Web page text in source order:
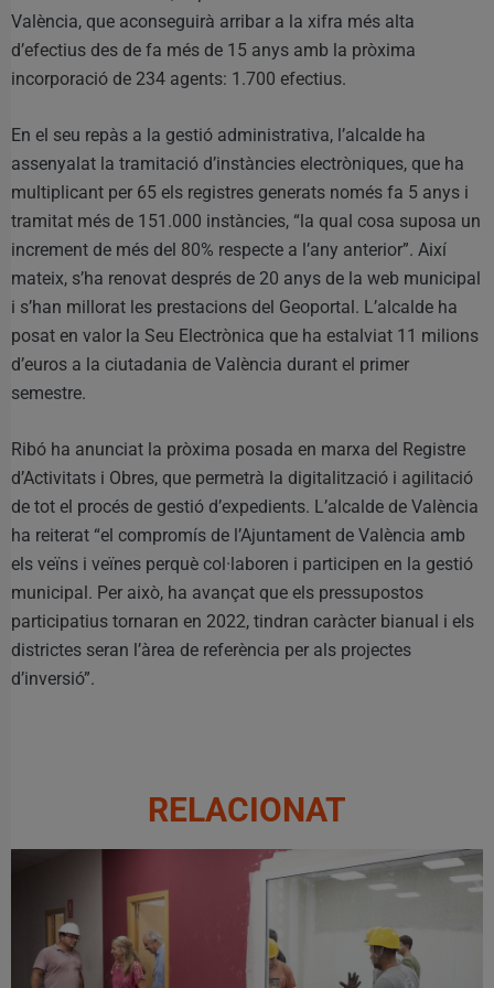
València, que aconseguirà arribar a la xifra més alta
d’efectius des de fa més de 15 anys amb la pròxima
incorporació de 234 agents: 1.700 efectius.
En el seu repàs a la gestió administrativa, l’alcalde ha
assenyalat la tramitació d’instàncies electròniques, que ha
multiplicant per 65 els registres generats només fa 5 anys i
tramitat més de 151.000 instàncies, “la qual cosa suposa un
increment de més del 80% respecte a l’any anterior”. Així
mateix, s’ha renovat després de 20 anys de la web municipal
i s’han millorat les prestacions del Geoportal. L’alcalde ha
posat en valor la Seu Electrònica que ha estalviat 11 milions
d’euros a la ciutadania de València durant el primer
semestre.
Ribó ha anunciat la pròxima posada en marxa del Registre
d’Activitats i Obres, que permetrà la digitalització i agilitació
de tot el procés de gestió d’expedients. L’alcalde de València
ha reiterat “el compromís de l’Ajuntament de València amb
els veïns i veïnes perquè col·laboren i participen en la gestió
municipal. Per això, ha avançat que els pressupostos
participatius tornaran en 2022, tindran caràcter bianual i els
districtes seran l’àrea de referència per als projectes
d’inversió”.
RELACIONAT